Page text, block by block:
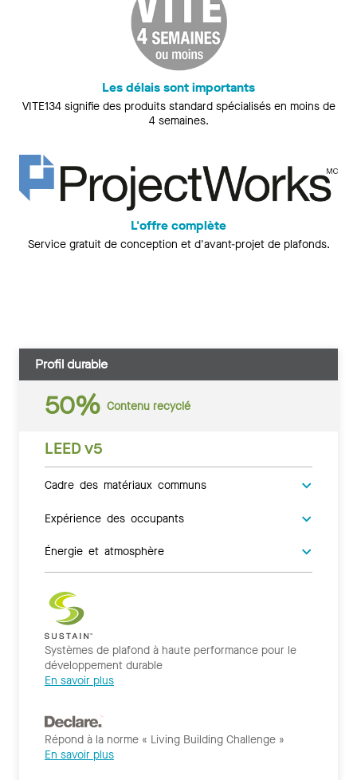
Les délais sont importants
VITE134 signifie des produits standard spécialisés en moins de
4 semaines.
L'offre complète
Service gratuit de conception et d'avant-projet de plafonds.
Profil durable
50% Contenu recyclé
LEED v5
Cadre des matériaux communs
Expérience des occupants
Énergie et atmosphère
Systèmes de plafond à haute performance pour le
développement durable
En savoir plus
Répond à la norme « Living Building Challenge »
En savoir plus